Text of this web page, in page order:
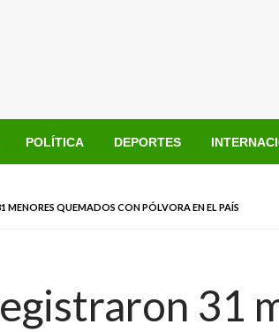
POLÍTICA DEPORTES
MENORES QUEMADOS CON PÓLVORA EN EL PAÍS
31